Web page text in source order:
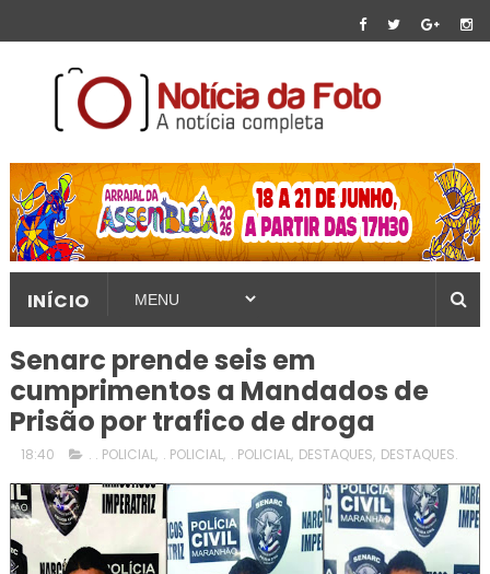
INÍCIO
Senarc prende seis em
cumprimentos a Mandados de
Prisão por trafico de droga
18:40 . . POLICIAL, . POLICIAL, . POLICIAL, DESTAQUES, DESTAQUES.